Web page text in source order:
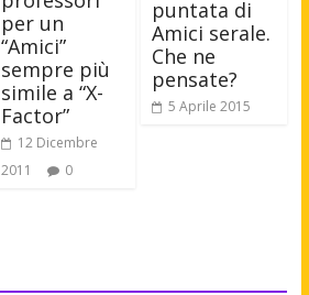
per un
“Amici”
sempre più
simile a “X-
Factor”
12 Dicembre
2011
0
puntata di
Amici serale.
Che ne
pensate?
5 Aprile 2015